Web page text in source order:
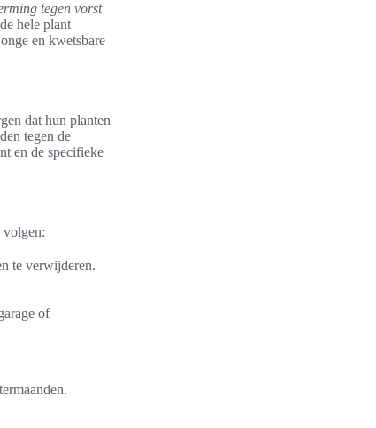
tegen vorst
hele plant
en kwetsbare
dat hun planten
tegen de
en de specifieke
volgen:
te verwijderen.
of